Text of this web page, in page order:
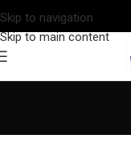
Skip to navigation
Skip to main content